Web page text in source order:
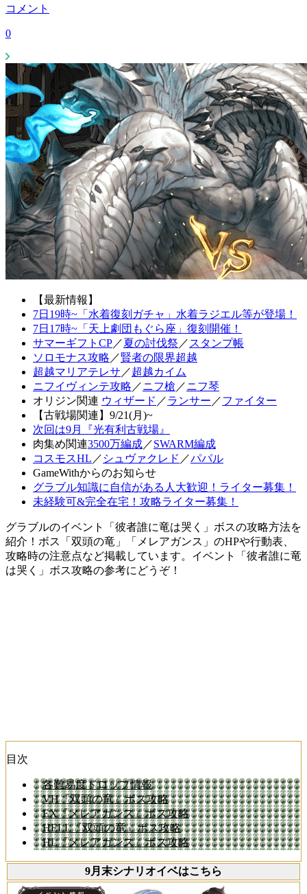
コメント
0
【最新情報】
7日19時~「水着復刻ガチャ」水着ラジエル等が登場！
7日17時~「天上劇団もぐら座」復刻開催！
サマーギフトCP／夏の討伐祭 ／ スタンプ帳
ソロモナス攻略 ／賢者の限界超越
超越マリアテレサ ／超越カイム
ニフイヴィンテ攻略 ／ニフ槍 ／ニフ琴
オリジン関連 ウィザード ／ランサー ／ファイター
【古戦場関連】9/21(月)~
次回は9月『光有利古戦場』
肉集め関連3500万編成／SWARM編成
コスモスHL ／ シュヴァクレド ／パパル
GameWithからのお知らせ
グラブル知識に自信がある人大歓迎！ライター募集！
未経験可&完全在宅！攻略ライター募集！
グラブルのイベント「彼者誰に竜は哭く」ボスの攻略方法を
紹介！ボス「双頭の竜」「メレアガンス」のHPや行動表、
攻略時の注意点など掲載しています。イベント「彼者誰に竜
は哭く」ボス攻略の参考にどうぞ！
目次
各難易度ドロップ情報
VH『双頭の竜』ボス攻略
EX『メレアガンス』ボス攻略
HELL『双頭の竜』ボス攻略
HL『メレアガンス』ボス攻略
9月末シナリオイベはこちら